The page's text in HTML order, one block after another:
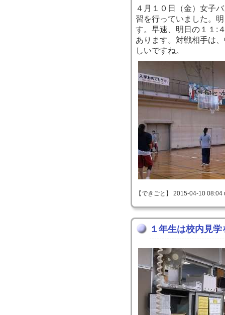
４月１０日（金）女子
習を行っていました。
す。早速、明日の１１:
あります。対戦相手は
しいですね。
【できごと】 2015-04-10
１年生は校内見